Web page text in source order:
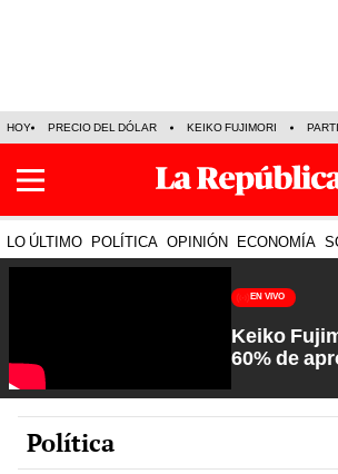
HOY PRECIO DEL DÓLAR KEIKO FUJIMORI
LO ÚLTIMO POLÍTICA OPINIÓN ECONOMÍA
EN VIVO
Keiko
60% de
Rosa
Política